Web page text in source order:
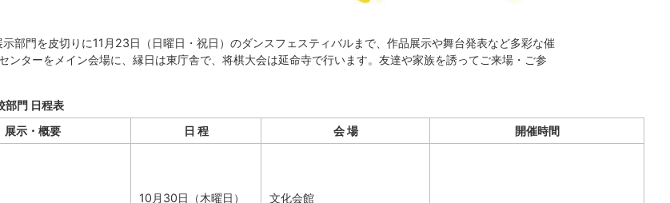
部門を皮切りに11月23日（日曜日・祝日）のダンスフェスティバルまで、作品展示や舞台発表など多彩な催
ンターをメイン会場に、縁日は東庁舎で、将棋大会は延命寺で行います。友達や家族を誘ってご来場・ご参
部門 日程表
展示・概要 日 程 会 場 開催時間
10月30日（木曜日）
文化会館